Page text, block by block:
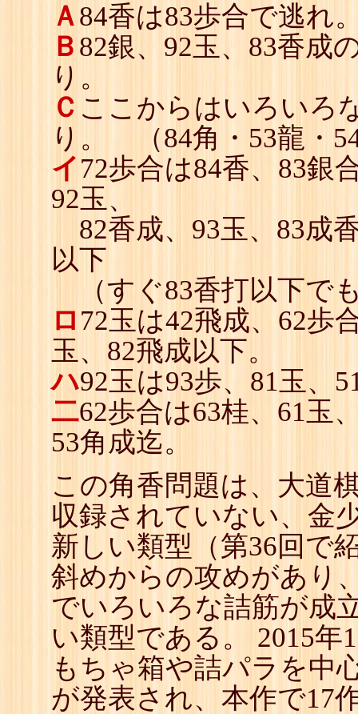
Ａ84香は83歩合で逃れ
Ｂ 82銀、92玉、83香成
り。
Ｃ ここからはいろいろ
り。 （84角・53龍・
イ72歩合は84香、83銀
92玉、
82香成、93玉、83成
以下
（すぐ83香打以下で
ロ 72玉は42飛成、62歩
玉、82飛成以下。
ハ92玉は93歩、81玉、
二62歩合は63桂、61玉
53角成迄。
この角香問題は、大道
収録されていない、金
新しい類型（第36回で
斜めからの攻めがあり
でいろいろな詰筋が成
い類型である。 2015年
もちゃ箱や詰パラを中
が発表され、本作で17